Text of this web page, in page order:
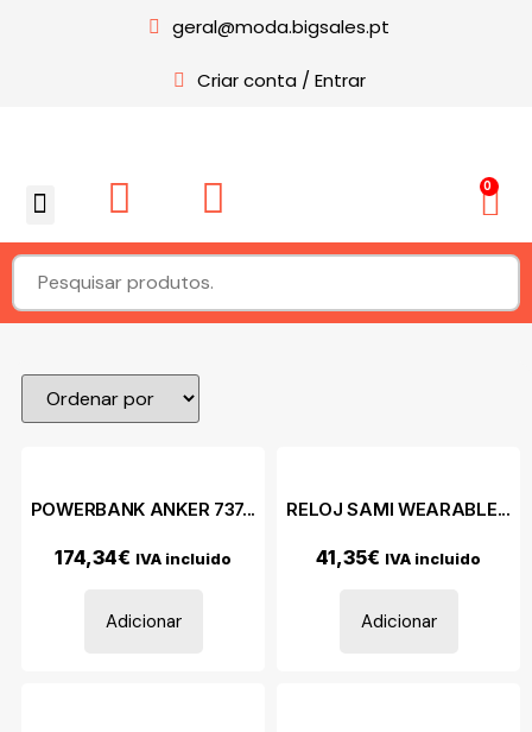
geral@moda.bigsales.pt
Criar conta / Entrar
0
POWERBANK ANKER 737...
174,34€ IVA incluido
Adicionar
RELOJ SAMI WEARABLE...
41,35€ IVA incluido
Adicionar